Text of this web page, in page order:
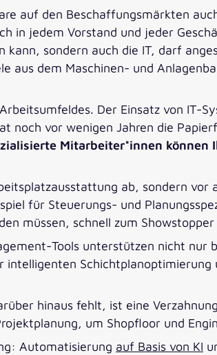
auf den Beschaffungsmärkten
in jedem Vorstand und jeder
sondern auch die IT, darf
aus dem Maschinen- und
Der Einsatz von IT-
noch vor wenigen Jahren die
Mitarbeiter*innen können
ab, sondern
für Steuerungs- und
müssen, schnell zum
Tools unterstützen nicht nur
hinaus fehlt, ist eine
um Shopfloor und
Automatisierung auf Basis von KI